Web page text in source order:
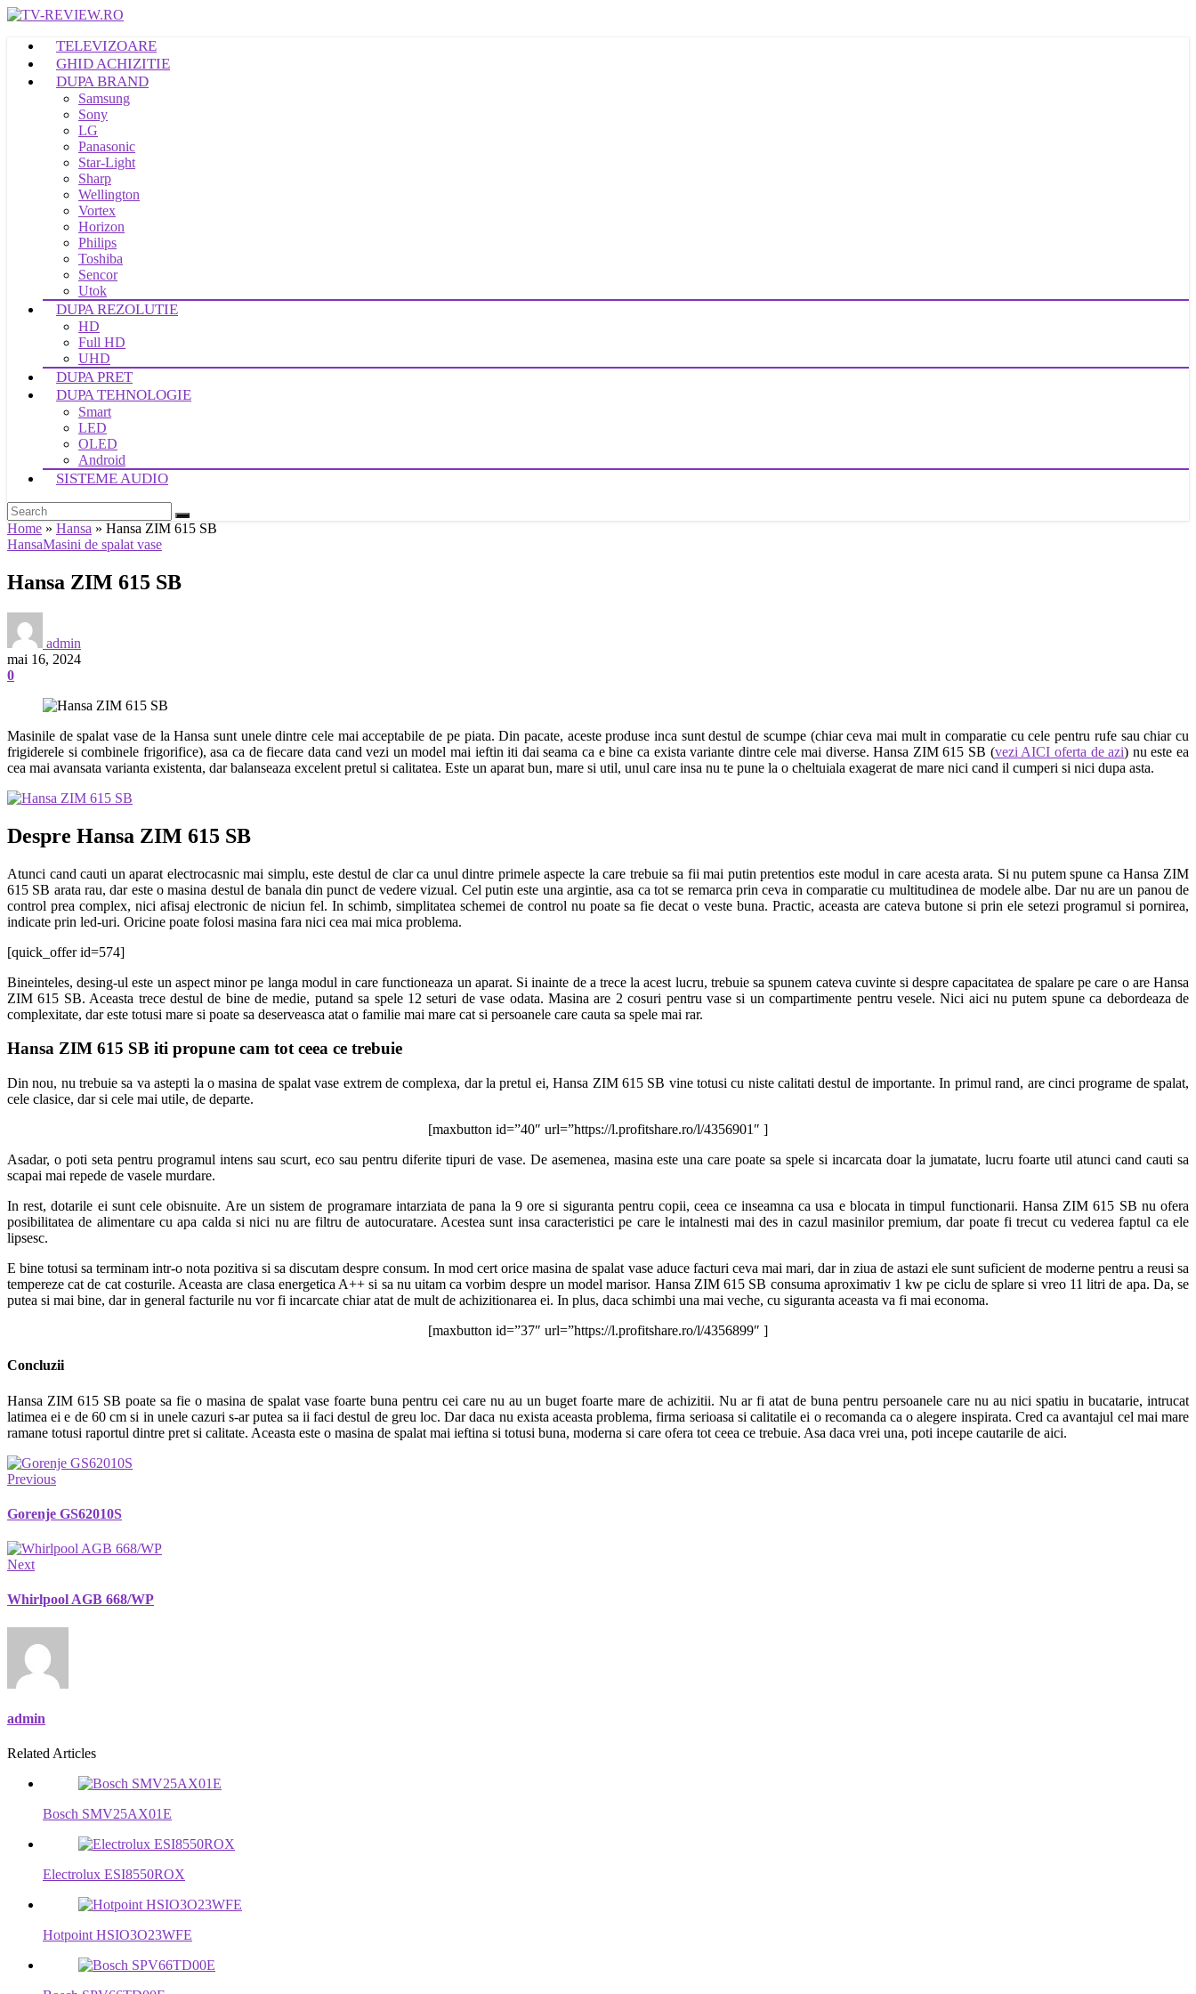
TELEVIZOARE
GHID ACHIZITIE
DUPA BRAND
Samsung
Sony
LG
Panasonic
Star-Light
Sharp
Wellington
Vortex
Horizon
Philips
Toshiba
Sencor
Utok
DUPA REZOLUTIE
HD
Full HD
UHD
DUPA PRET
DUPA TEHNOLOGIE
Smart
LED
OLED
Android
SISTEME AUDIO
Home » Hansa » Hansa ZIM 615 SB
HansaMasini de spalat vase
Hansa ZIM 615 SB
admin
mai 16, 2024
0
Masinile de spalat vase de la Hansa sunt unele dintre cele mai acceptabile de pe piata. Din pacate, aceste produse inca sunt destul de scumpe (chiar ceva mai mult in comparatie cu cele pentru rufe sau chiar cu
frigiderele si combinele frigorifice), asa ca de fiecare data cand vezi un model mai ieftin iti dai seama ca e bine ca exista variante dintre cele mai diverse. Hansa ZIM 615 SB (vezi AICI oferta de azi) nu este ea
cea mai avansata varianta existenta, dar balanseaza excelent pretul si calitatea. Este un aparat bun, mare si util, unul care insa nu te pune la o cheltuiala exagerat de mare nici cand il cumperi si nici dupa asta.
Despre Hansa ZIM 615 SB
Atunci cand cauti un aparat electrocasnic mai simplu, este destul de clar ca unul dintre primele aspecte la care trebuie sa fii mai putin pretentios este modul in care acesta arata. Si nu putem spune ca Hansa ZIM
615 SB arata rau, dar este o masina destul de banala din punct de vedere vizual. Cel putin este una argintie, asa ca tot se remarca prin ceva in comparatie cu multitudinea de modele albe. Dar nu are un panou de
control prea complex, nici afisaj electronic de niciun fel. In schimb, simplitatea schemei de control nu poate sa fie decat o veste buna. Practic, aceasta are cateva butone si prin ele setezi programul si pornirea,
indicate prin led-uri. Oricine poate folosi masina fara nici cea mai mica problema.
[quick_offer id=574]
Bineinteles, desing-ul este un aspect minor pe langa modul in care functioneaza un aparat. Si inainte de a trece la acest lucru, trebuie sa spunem cateva cuvinte si despre capacitatea de spalare pe care o are Hansa
ZIM 615 SB. Aceasta trece destul de bine de medie, putand sa spele 12 seturi de vase odata. Masina are 2 cosuri pentru vase si un compartimente pentru vesele. Nici aici nu putem spune ca debordeaza de
complexitate, dar este totusi mare si poate sa deserveasca atat o familie mai mare cat si persoanele care cauta sa spele mai rar.
Hansa ZIM 615 SB iti propune cam tot ceea ce trebuie
Din nou, nu trebuie sa va astepti la o masina de spalat vase extrem de complexa, dar la pretul ei, Hansa ZIM 615 SB vine totusi cu niste calitati destul de importante. In primul rand, are cinci programe de spalat,
cele clasice, dar si cele mai utile, de departe.
[maxbutton id=”40″ url=”https://l.profitshare.ro/l/4356901″ ]
Asadar, o poti seta pentru programul intens sau scurt, eco sau pentru diferite tipuri de vase. De asemenea, masina este una care poate sa spele si incarcata doar la jumatate, lucru foarte util atunci cand cauti sa
scapai mai repede de vasele murdare.
In rest, dotarile ei sunt cele obisnuite. Are un sistem de programare intarziata de pana la 9 ore si siguranta pentru copii, ceea ce inseamna ca usa e blocata in timpul functionarii. Hansa ZIM 615 SB nu ofera
posibilitatea de alimentare cu apa calda si nici nu are filtru de autocuratare. Acestea sunt insa caracteristici pe care le intalnesti mai des in cazul masinilor premium, dar poate fi trecut cu vederea faptul ca ele
lipsesc.
E bine totusi sa terminam intr-o nota pozitiva si sa discutam despre consum. In mod cert orice masina de spalat vase aduce facturi ceva mai mari, dar in ziua de astazi ele sunt suficient de moderne pentru a reusi sa
tempereze cat de cat costurile. Aceasta are clasa energetica A++ si sa nu uitam ca vorbim despre un model marisor. Hansa ZIM 615 SB consuma aproximativ 1 kw pe ciclu de splare si vreo 11 litri de apa. Da, se
putea si mai bine, dar in general facturile nu vor fi incarcate chiar atat de mult de achizitionarea ei. In plus, daca schimbi una mai veche, cu siguranta aceasta va fi mai economa.
[maxbutton id=”37″ url=”https://l.profitshare.ro/l/4356899″ ]
Concluzii
Hansa ZIM 615 SB poate sa fie o masina de spalat vase foarte buna pentru cei care nu au un buget foarte mare de achizitii. Nu ar fi atat de buna pentru persoanele care nu au nici spatiu in bucatarie, intrucat
latimea ei e de 60 cm si in unele cazuri s-ar putea sa ii faci destul de greu loc. Dar daca nu exista aceasta problema, firma serioasa si calitatile ei o recomanda ca o alegere inspirata. Cred ca avantajul cel mai mare
ramane totusi raportul dintre pret si calitate. Aceasta este o masina de spalat mai ieftina si totusi buna, moderna si care ofera tot ceea ce trebuie. Asa daca vrei una, poti incepe cautarile de aici.
Previous
Gorenje GS62010S
Next
Whirlpool AGB 668/WP
admin
Related Articles
Bosch SMV25AX01E
Electrolux ESI8550ROX
Hotpoint HSIO3O23WFE